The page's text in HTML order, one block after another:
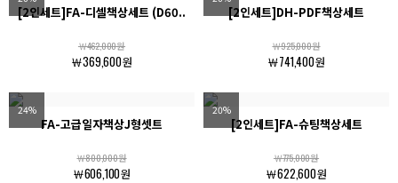
[2인세트]FA-디셀책상세트 (D60..
￦462,000원
￦369,600원
[2인세트]DH-PDF책상세트
￦925,000원
￦741,400원
24%
FA-고급일자책상J형셋트
￦800,000원
￦606,100원
20%
[2인세트]FA-슈팅책상세트
￦775,000원
￦622,600원